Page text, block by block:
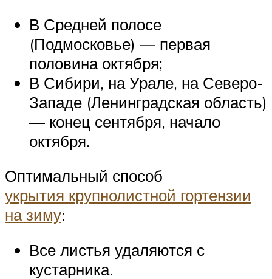
В Средней полосе
(Подмосковье) — первая
половина октября;
В Сибири, на Урале, на Северо-
Западе (Ленинградская область)
— конец сентября, начало
октября.
Оптимальный способ
укрытия крупнолистной гортензии
на зиму:
Все листья удаляются с
кустарника.